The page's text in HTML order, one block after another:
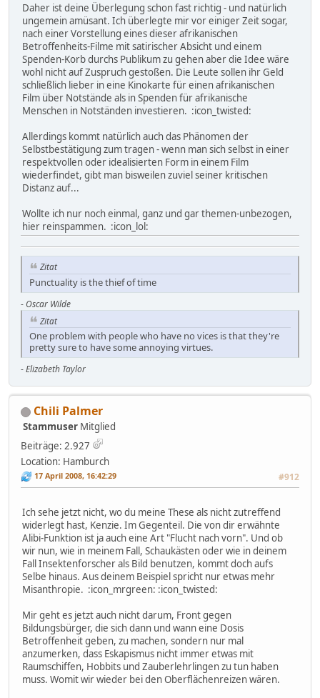
Daher ist deine Überlegung schon fast richtig - und natürlich
ungemein amüsant. Ich überlegte mir vor einiger Zeit sogar,
nach einer Vorstellung eines dieser afrikanischen
Betroffenheits-Filme mit satirischer Absicht und einem
Spenden-Korb durchs Publikum zu gehen aber die Idee wäre
wohl nicht auf Zuspruch gestoßen. Die Leute sollen ihr Geld
schließlich lieber in eine Kinokarte für einen afrikanischen
Film über Notstände als in Spenden für afrikanische
Menschen in Notständen investieren. :icon_twisted:
Allerdings kommt natürlich auch das Phänomen der
Selbstbestätigung zum tragen - wenn man sich selbst in einer
respektvollen oder idealisierten Form in einem Film
wiederfindet, gibt man bisweilen zuviel seiner kritischen
Distanz auf...
Wollte ich nur noch einmal, ganz und gar themen-unbezogen,
hier reinspammen. :icon_lol:
Zitat
Punctuality is the thief of time
- Oscar Wilde
Zitat
One problem with people who have no vices is that they're
pretty sure to have some annoying virtues.
-Elizabeth Taylor
Chili Palmer
Stammuser Mitglied
Beiträge: 2.927
Location: Hamburch
17 April 2008, 16:42:29 #912
Ich sehe jetzt nicht, wo du meine These als nicht zutreffend
widerlegt hast, Kenzie. Im Gegenteil. Die von dir erwähnte
Alibi-Funktion ist ja auch eine Art "Flucht nach vorn". Und ob
wir nun, wie in meinem Fall, Schaukästen oder wie in deinem
Fall Insektenforscher als Bild benutzen, kommt doch aufs
Selbe hinaus. Aus deinem Beispiel spricht nur etwas mehr
Misanthropie. :icon_mrgreen: :icon_twisted:
Mir geht es jetzt auch nicht darum, Front gegen
Bildungsbürger, die sich dann und wann eine Dosis
Betroffenheit geben, zu machen, sondern nur mal
anzumerken, dass Eskapismus nicht immer etwas mit
Raumschiffen, Hobbits und Zauberlehrlingen zu tun haben
muss. Womit wir wieder bei den Oberflächenreizen wären.